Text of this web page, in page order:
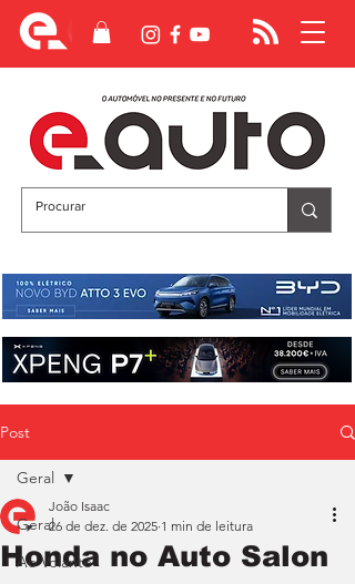
Post
Geral
Ao Volante
Geral
Honda no Auto Salon
João Isaac
26 de dez. de 2025 1 min de leitura